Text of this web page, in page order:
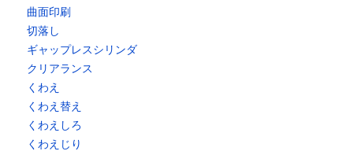
曲面印刷
切落し
ギャップレスシリンダ
クリアランス
くわえ
くわえ替え
くわえしろ
くわえじり